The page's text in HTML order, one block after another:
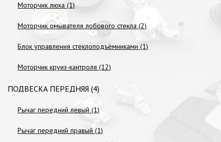
Моторчик люка (1)
Моторчик омывателя лобового стекла (2)
Блок управления стеклоподъёмниками (1)
Моторчик круиз-кантроля (12)
ПОДВЕСКА ПЕРЕДНЯЯ (4)
Рычаг передний левый (1)
Рычаг передний правый (1)